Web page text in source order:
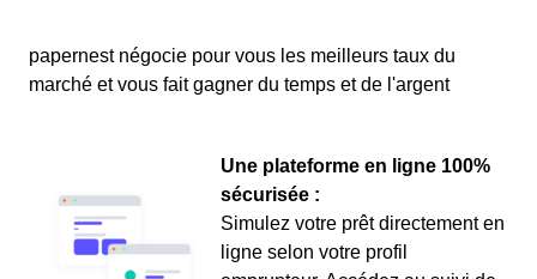
papernest négocie pour vous les meilleurs taux du
marché et vous fait gagner du temps et de l'argent
Une plateforme en ligne 100%
sécurisée :
Simulez votre prêt directement en
ligne selon votre profil